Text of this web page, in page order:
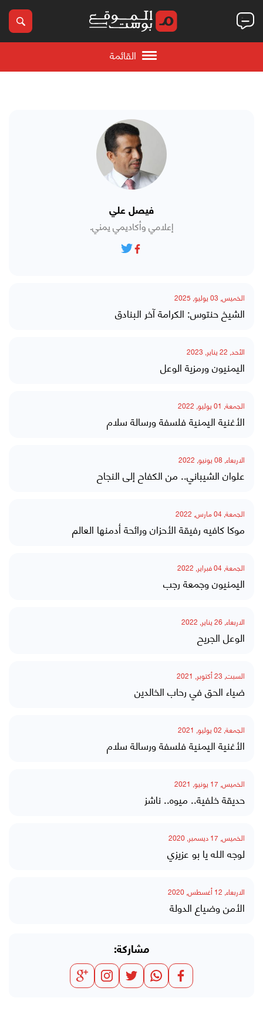
القائمة
فيصل علي
إعلامي وأكاديمي يمني.
الخميس, 03 يوليو, 2025
الشيخ حنتوس: الكرامة آخر البنادق
الأحد, 22 يناير, 2023
اليمنيون ورمزية الوعل
الجمعة, 01 يوليو, 2022
الأغنية اليمنية فلسفة ورسالة سلام
الاربعاء, 08 يونيو, 2022
علوان الشيباني.. من الكفاح إلى النجاح
الجمعة, 04 مارس, 2022
موكا كافيه رفيقة الأحزان ورائحة أدمنها العالم
الجمعة, 04 فبراير, 2022
اليمنيون وجمعة رجب
الاربعاء, 26 يناير, 2022
الوعل الجريح
السبت, 23 أكتوبر, 2021
ضياء الحق في رحاب الخالدين
الجمعة, 02 يوليو, 2021
الأغنية اليمنية فلسفة ورسالة سلام
الخميس, 17 يونيو, 2021
حديقة خلفية.. ميوه.. ناشز
الخميس, 17 ديسمبر, 2020
لوجه الله يا بو عزيزي
الاربعاء, 12 أغسطس, 2020
الأمن وضياع الدولة
مشاركة: